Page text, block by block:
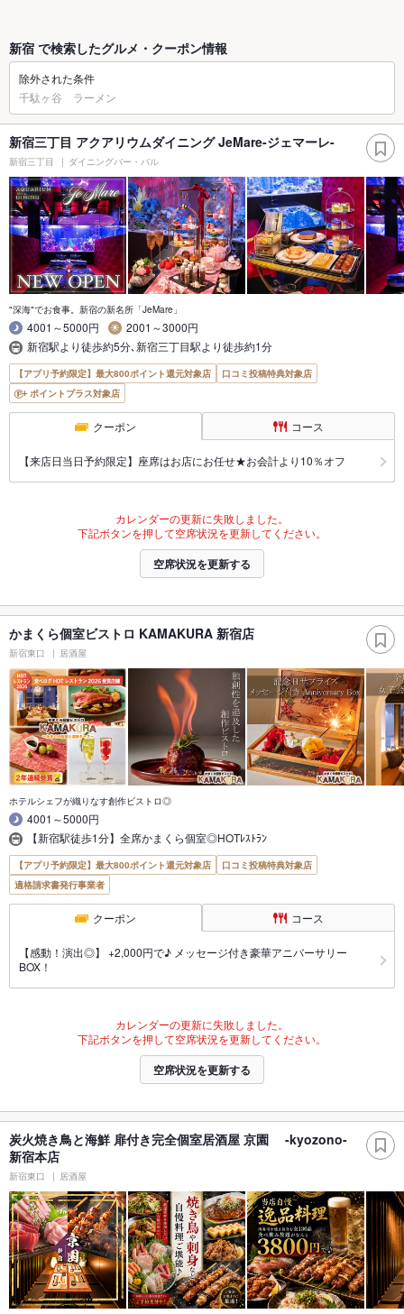
新宿 で検索したグルメ・クーポン情報
除外された条件
千駄ヶ谷 ラーメン
新宿三丁目 アクアリウムダイニング JeMare-ジェマーレ-
新宿三丁目 ダイニングバー・バル
"深海"でお食事。新宿の新名所「JeMare」
4001～5000円
2001～3000円
新宿駅より徒歩約5分､新宿三丁目駅より徒歩約1分
【アプリ予約限定】最大800ポイント還元対象店
口コミ投稿特典対象店
ポイントプラス対象店
クーポン コース
【来店日当日予約限定】座席はお店にお任せ★お会計より10％オフ
カレンダーの更新に失敗しました。
下記ボタンを押して空席状況を更新してください。
空席状況を更新する
かまくら個室ビストロ KAMAKURA 新宿店
新宿東口 居酒屋
ホテルシェフが織りなす創作ビストロ◎
4001～5000円
【新宿駅徒歩1分】全席かまくら個室◎HOTﾚｽﾄﾗﾝ
【アプリ予約限定】最大800ポイント還元対象店
口コミ投稿特典対象店
適格請求書発行事業者
クーポン コース
【感動！演出◎】 +2,000円で♪ メッセージ付き豪華アニバーサリー
BOX！
カレンダーの更新に失敗しました。
下記ボタンを押して空席状況を更新してください。
空席状況を更新する
炭火焼き鳥と海鮮 扉付き完全個室居酒屋 京園 -kyozono-
新宿本店
新宿東口 居酒屋